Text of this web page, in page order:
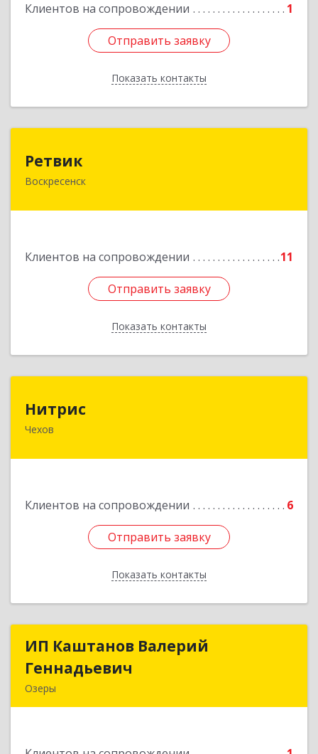
Клиентов на сопровождении 1
Отправить заявку
Показать контакты
Подробнее
Отправить заявку
Назад
Ретвик
Воскресенск
Клиентов на сопровождении 11
Отправить заявку
Показать контакты
140200, Московская обл, Воскресенск г,
Отправить заявку
Назад
Нитрис
Чехов
Клиентов на сопровождении 6
Отправить заявку
Показать контакты
142350, Московская обл, Чехов м.о., Столбовая
Отправить заявку
Назад
ИП Каштанов Валерий
Геннадьевич
Озеры
ИП Каштанов Валерий